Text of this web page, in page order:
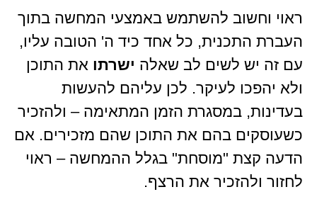
ראוי וחשוב להשתמש באמצעי המחשה בתוך
העברת התכנית, כל אחד כיד ה' הטובה עליו,
עם זה יש לשים לב שאלה ישרתו את התוכן
ולא יהפכו לעיקר. לכן עליהם להעשות
בעדינות, במסגרת הזמן המתאימה – ולהזכיר
כשעוסקים בהם את התוכן שהם מזכירים. אם
הדעה קצת "מוסחת" בגלל ההמחשה – ראוי
לחזור ולהזכיר את הרצף.